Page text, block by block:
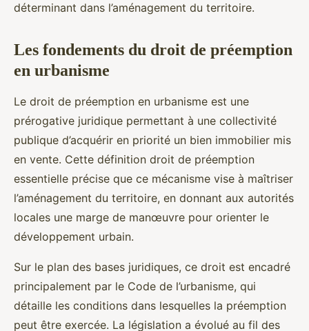
déterminant dans l’aménagement du territoire.
Les fondements du droit de préemption
en urbanisme
Le droit de préemption en urbanisme est une
prérogative juridique permettant à une collectivité
publique d’acquérir en priorité un bien immobilier mis
en vente. Cette définition droit de préemption
essentielle précise que ce mécanisme vise à maîtriser
l’aménagement du territoire, en donnant aux autorités
locales une marge de manœuvre pour orienter le
développement urbain.
Sur le plan des bases juridiques, ce droit est encadré
principalement par le Code de l’urbanisme, qui
détaille les conditions dans lesquelles la préemption
peut être exercée. La législation a évolué au fil des